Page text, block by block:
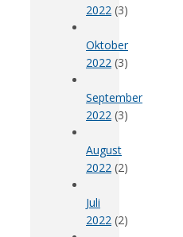
2022 (3)
Oktober
2022 (3)
September
2022 (3)
August
2022 (2)
Juli
2022 (2)